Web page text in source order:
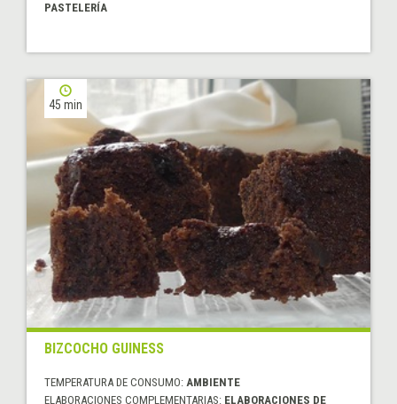
PASTELERÍA
45 min
BIZCOCHO GUINESS
TEMPERATURA DE CONSUMO: AMBIENTE
ELABORACIONES COMPLEMENTARIAS: ELABORACIONES DE